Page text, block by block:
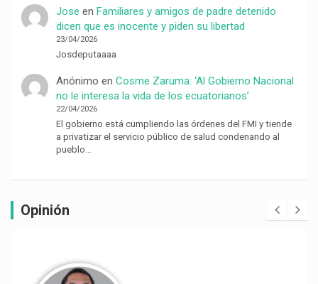
Jose en Familiares y amigos de padre detenido
dicen que es inocente y piden su libertad
23/04/2026
Josdeputaaaa
Anónimo en Cosme Zaruma: ‘Al Gobierno Nacional
no le interesa la vida de los ecuatorianos’
22/04/2026
El gobierno está cumpliendo las órdenes del FMI y tiende
a privatizar el servicio público de salud condenando al
pueblo…
Opinión